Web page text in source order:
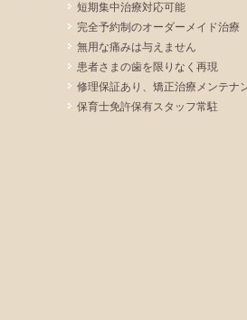
短期集中治療対応可能
完全予約制のオーダーメイド治療
無用な痛みは与えません
患者さまの歯を限りなく再現
修理保証あり、矯正治療メンテナ
保育士免許保有スタッフ常駐